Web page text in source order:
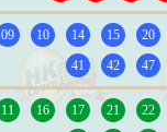
09 10 14 15 20
41
42 47
11 16 17 21 22